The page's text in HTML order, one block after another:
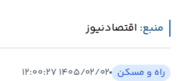
منبع: اقتصادنیوز
راه و مسکن ۱۴۰۵/۰۲/۰۲ ۱۲:۰۰:۲۷